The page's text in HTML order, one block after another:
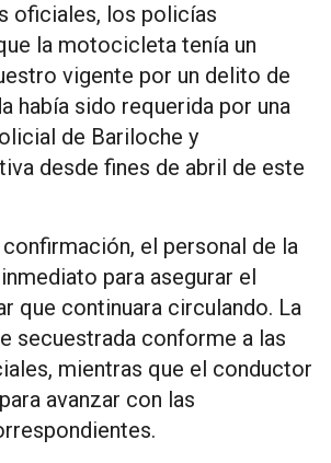
oficiales, los policías
la motocicleta tenía un
vigente por un delito de
había sido requerida por una
de Bariloche y
desde fines de abril de este
el personal de la
para asegurar el
que continuara circulando. La
secuestrada conforme a las
mientras que el conductor
avanzar con las